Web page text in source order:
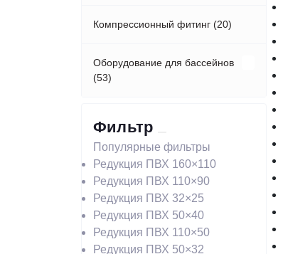
Компрессионный фитинг (20)
Оборудование для бассейнов
(53)
Закладное оборудование для
бассейнов (26)
Фильтры и фильтровальные
станции (6)
Фильтр
Популярные фильтры
Редукция ПВХ 160×110
Редукция ПВХ 110×90
Редукция ПВХ 32×25
Редукция ПВХ 50×40
Редукция ПВХ 110×50
Редукция ПВХ 50×32